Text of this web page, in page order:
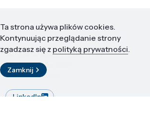
Kontakt
Instytut Wysokich Ciśnień PAN
ul. Sokołowska 29/37
01-142 Warszawa
LinkedIn
Ta strona używa plików cookies.
Kontynuując przeglądanie strony
zgadzasz się z polityką prywatności.
Zamknij